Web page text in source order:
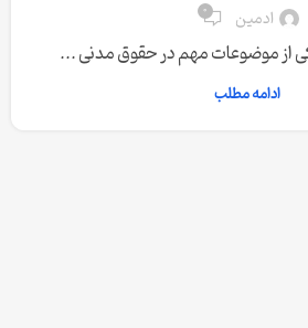
ادمین 0
از موضوعات مهم در حقوق مدنی ...
ادامه مطلب